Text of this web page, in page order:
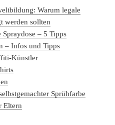
Warum legale
werden sollten
– 5 Tipps
– Infos und Tipps
Künstler
Sprühfarbe
Eltern